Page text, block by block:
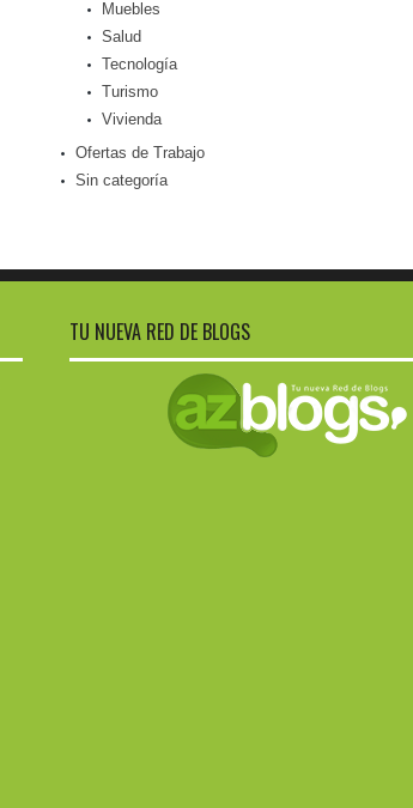
Muebles
Salud
Tecnología
Turismo
Vivienda
Ofertas de Trabajo
Sin categoría
TU NUEVA RED DE BLOGS